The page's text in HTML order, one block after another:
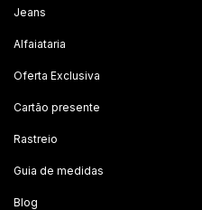
Jeans
Alfaiataria
Oferta Exclusiva
Cartão presente
Rastreio
Guia de medidas
Blog